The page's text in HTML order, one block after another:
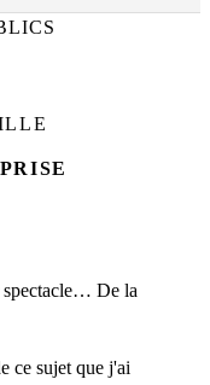
De la
ce sujet que j'ai